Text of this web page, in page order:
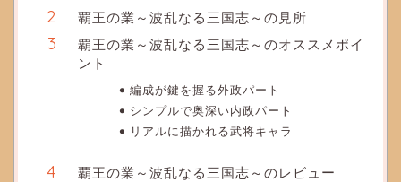
覇王の業～波乱なる三国志～の見所
覇王の業～波乱なる三国志～のオススメポイ
ント
編成が鍵を握る外政パート
シンプルで奥深い内政パート
リアルに描かれる武将キャラ
覇王の業～波乱なる三国志～のレビュー